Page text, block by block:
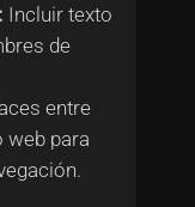
Incluir texto
de
entre
web para